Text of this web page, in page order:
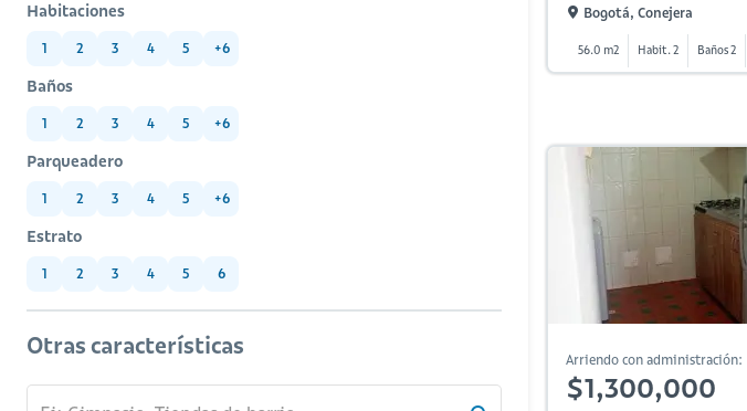
Habitaciones
1 2 3 4 5 +6
Baños
1 2 3 4 5 +6
Parqueadero
1 2 3 4 5 +6
Estrato
1 2 3 4 5 6
Otras características
Bogotá, Conejera
56.0 m2 Habit. 2 Baños 2
Arriendo con administración:
$1,300,000